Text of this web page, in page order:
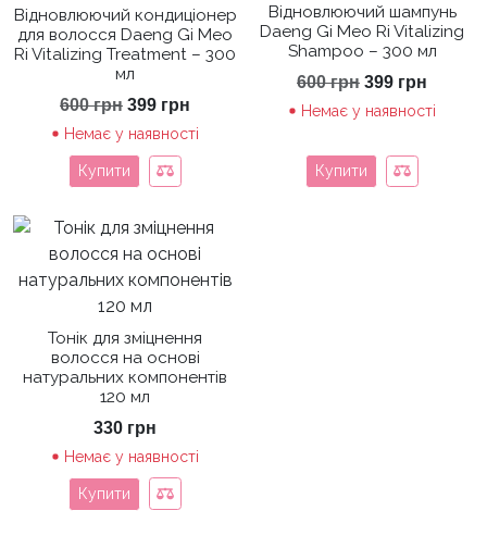
Відновлюючий кондиціонер
для волосся Daeng Gi Meo
Ri Vitalizing Treatment – 300
мл
600грн Оригінальна
600 грн.
399 грн
399 грн.
Немає у наявності
Купити
Відновлюючий шампунь
Daeng Gi Meo Ri Vitalizing
Shampoo – 300 мл
600грн Оригінальна
600 грн.
399 грн
399
Немає у наявності
Купити
Тонік для зміцнення
волосся на основі
натуральних компонентів
120 мл
330 грн
Немає у наявності
Купити